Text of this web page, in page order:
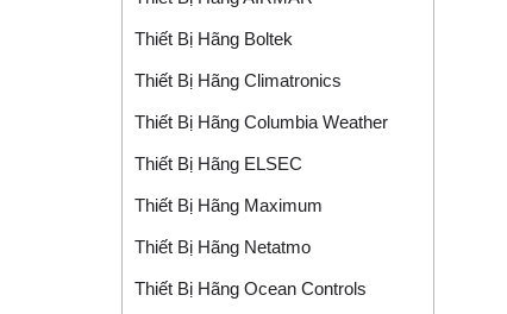
Thiết Bị Hãng Boltek
Thiết Bị Hãng Climatronics
Thiết Bị Hãng Columbia Weather
Thiết Bị Hãng ELSEC
Thiết Bị Hãng Maximum
Thiết Bị Hãng Netatmo
Thiết Bị Hãng Ocean Controls